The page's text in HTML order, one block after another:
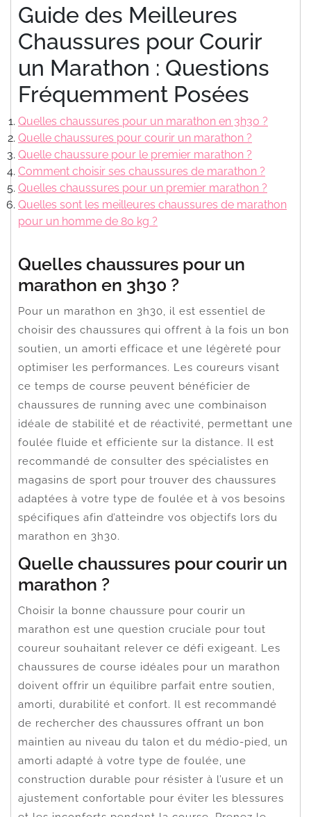
Guide des Meilleures
Chaussures pour Courir
un Marathon : Questions
Fréquemment Posées
Quelles chaussures pour un marathon en 3h30 ?
Quelle chaussures pour courir un marathon ?
Quelle chaussure pour le premier marathon ?
Comment choisir ses chaussures de marathon ?
Quelles chaussures pour un premier marathon ?
Quelles sont les meilleures chaussures de marathon
pour un homme de 80 kg ?
Quelles chaussures pour un
marathon en 3h30 ?
Pour un marathon en 3h30, il est essentiel de
choisir des chaussures qui offrent à la fois un bon
soutien, un amorti efficace et une légèreté pour
optimiser les performances. Les coureurs visant
ce temps de course peuvent bénéficier de
chaussures de running avec une combinaison
idéale de stabilité et de réactivité, permettant une
foulée fluide et efficiente sur la distance. Il est
recommandé de consulter des spécialistes en
magasins de sport pour trouver des chaussures
adaptées à votre type de foulée et à vos besoins
spécifiques afin d’atteindre vos objectifs lors du
marathon en 3h30.
Quelle chaussures pour courir un
marathon ?
Choisir la bonne chaussure pour courir un
marathon est une question cruciale pour tout
coureur souhaitant relever ce défi exigeant. Les
chaussures de course idéales pour un marathon
doivent offrir un équilibre parfait entre soutien,
amorti, durabilité et confort. Il est recommandé
de rechercher des chaussures offrant un bon
maintien au niveau du talon et du médio-pied, un
amorti adapté à votre type de foulée, une
construction durable pour résister à l’usure et un
ajustement confortable pour éviter les blessures